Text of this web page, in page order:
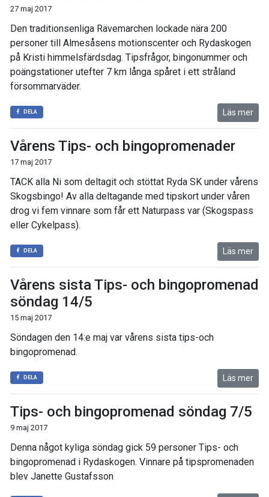
27 maj 2017
Den traditionsenliga Rävemarchen lockade nära 200
personer till Almesåsens motionscenter och Rydaskogen
på Kristi himmelsfärdsdag. Tipsfrågor, bingonummer och
poängstationer utefter 7 km långa spåret i ett stråland
försommarväder.
DELA Läs mer
Vårens Tips- och bingopromenader
17 maj 2017
TACK alla Ni som deltagit och stöttat Ryda SK under vårens
Skogsbingo! Av alla deltagande med tipskort under våren
drog vi fem vinnare som får ett Naturpass var (Skogspass
eller Cykelpass).
DELA Läs mer
Vårens sista Tips- och bingopromenad
söndag 14/5
15 maj 2017
Söndagen den 14:e maj var vårens sista tips-och
bingopromenad.
DELA Läs mer
Tips- och bingopromenad söndag 7/5
9 maj 2017
Denna något kyliga söndag gick 59 personer Tips- och
bingopromenad i Rydaskogen. Vinnare på tipspromenaden
blev Janette Gustafsson